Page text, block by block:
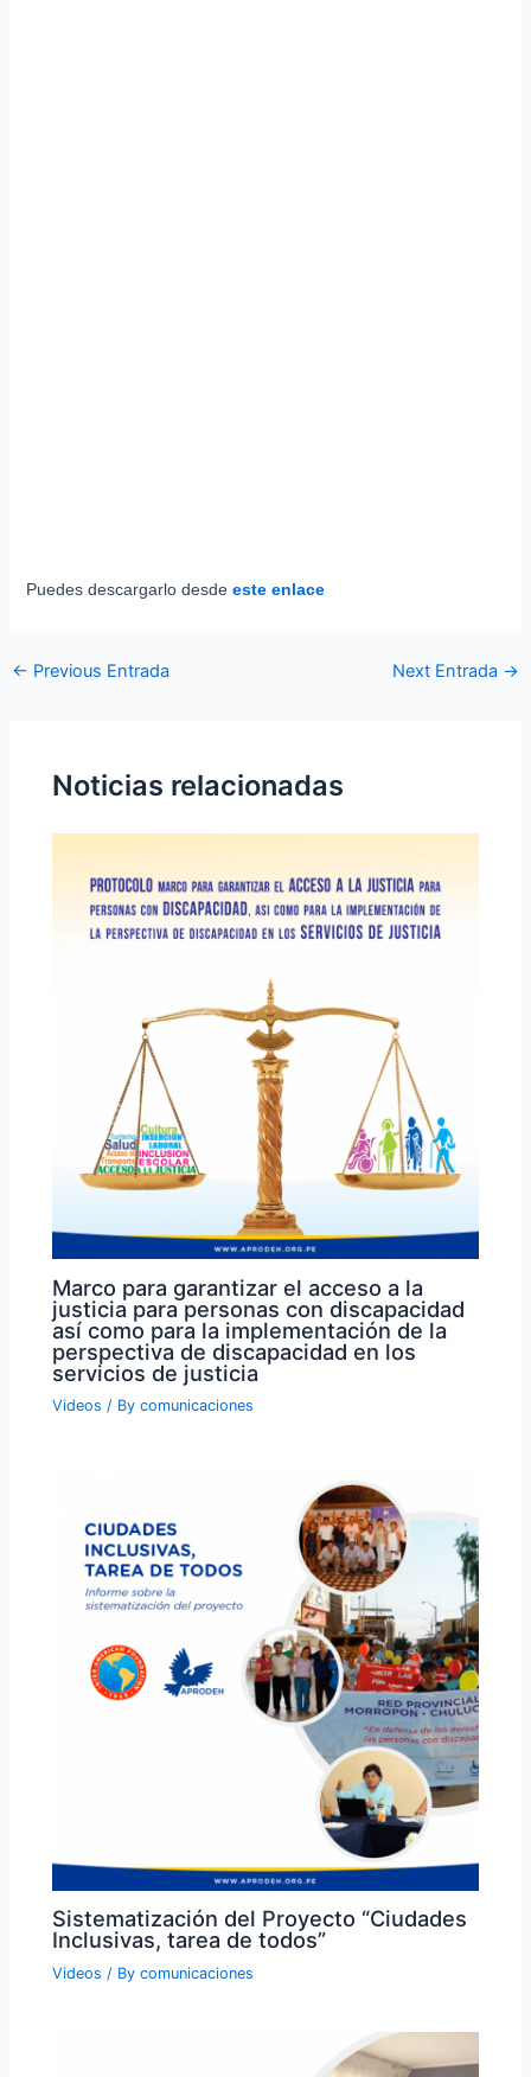
Puedes descargarlo desdeeste enlace
← Previous Entrada Next Entrada →
Noticias relacionadas
Marco para garantizar el acceso a la
justicia para personas con discapacidad
así como para la implementación de la
perspectiva de discapacidad en los
servicios de justicia
Videos / Bycomunicaciones
Sistematización del Proyecto “Ciudades
Inclusivas, tarea de todos”
Videos / Bycomunicaciones